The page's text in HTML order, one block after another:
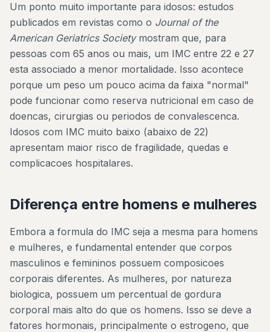
Um ponto muito importante para idosos: estudos
publicados em revistas como o Journal of the
American Geriatrics Societymostram que, para
pessoas com 65 anos ou mais, um IMC entre 22 e 27
esta associado a menor mortalidade. Isso acontece
porque um peso um pouco acima da faixa "normal"
pode funcionar como reserva nutricional em caso de
doencas, cirurgias ou periodos de convalescenca.
Idosos com IMC muito baixo (abaixo de 22)
apresentam maior risco de fragilidade, quedas e
complicacoes hospitalares.
Diferença entre homens e mulheres
Embora a formula do IMC seja a mesma para homens
e mulheres, e fundamental entender que corpos
masculinos e femininos possuem composicoes
corporais diferentes. As mulheres, por natureza
biologica, possuem um percentual de gordura
corporal mais alto do que os homens. Isso se deve a
fatores hormonais, principalmente o estrogeno, que